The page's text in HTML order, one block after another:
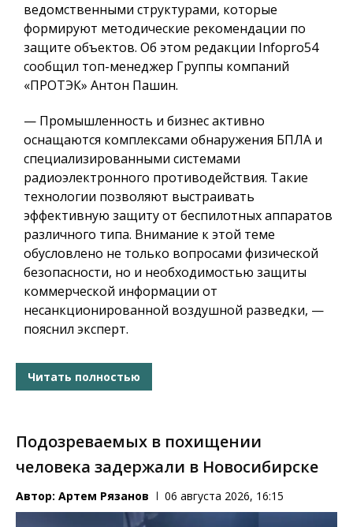
ведомственными структурами, которые
формируют методические рекомендации по
защите объектов. Об этом редакции Infopro54
сообщил топ-менеджер Группы компаний
«ПРОТЭК» Антон Пашин.
— Промышленность и бизнес активно
оснащаются комплексами обнаружения БПЛА и
специализированными системами
радиоэлектронного противодействия. Такие
технологии позволяют выстраивать
эффективную защиту от беспилотных аппаратов
различного типа. Внимание к этой теме
обусловлено не только вопросами физической
безопасности, но и необходимостью защиты
коммерческой информации от
несанкционированной воздушной разведки, —
пояснил эксперт.
Читать полностью
Подозреваемых в похищении
человека задержали в Новосибирске
Автор: Артем Рязанов 06 августа 2026, 16:15